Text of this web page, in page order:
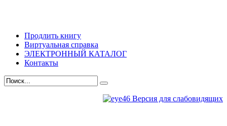
Продлить книгу
Виртуальная справка
ЭЛЕКТРОННЫЙ КАТАЛОГ
Контакты
Версия для слабовидящих